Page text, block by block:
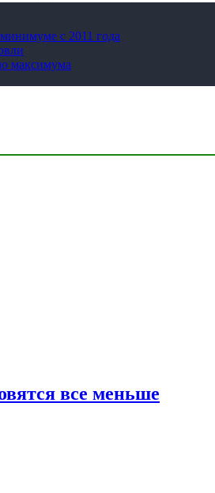
с 2011 года
максимума
все меньше